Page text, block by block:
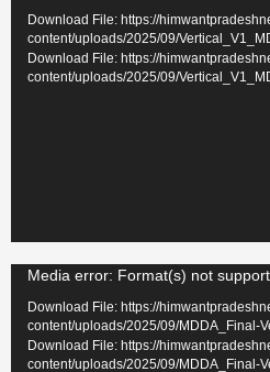
Player
Download File: https://
content/uploads/2025/09/
Download File: https://
content/uploads/2025/09/
Video
Player
Media error: Format(s) not
Download File: https://
content/uploads/2025/09/MDDA_Final-
Download File: https://
content/uploads/2025/09/MDDA_Final-